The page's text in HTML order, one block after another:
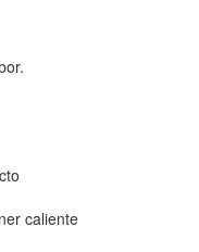
caliente